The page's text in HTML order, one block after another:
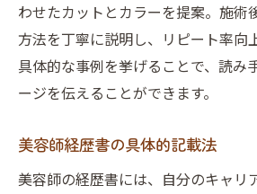
わせたカットとカラーを提案。施術
方法を丁寧に説明し、リピート率向
具体的な事例を挙げることで、読み
ージを伝えることができます。
美容師経歴書の具体的記載法
美容師の経歴書には、自分のキャリ